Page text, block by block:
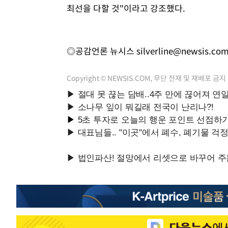
최선을 다할 것"이라고 강조했다.
◎공감언론 뉴시스
Copyright © NEWSIS.COM, 무단 전재 및 재배포 금지